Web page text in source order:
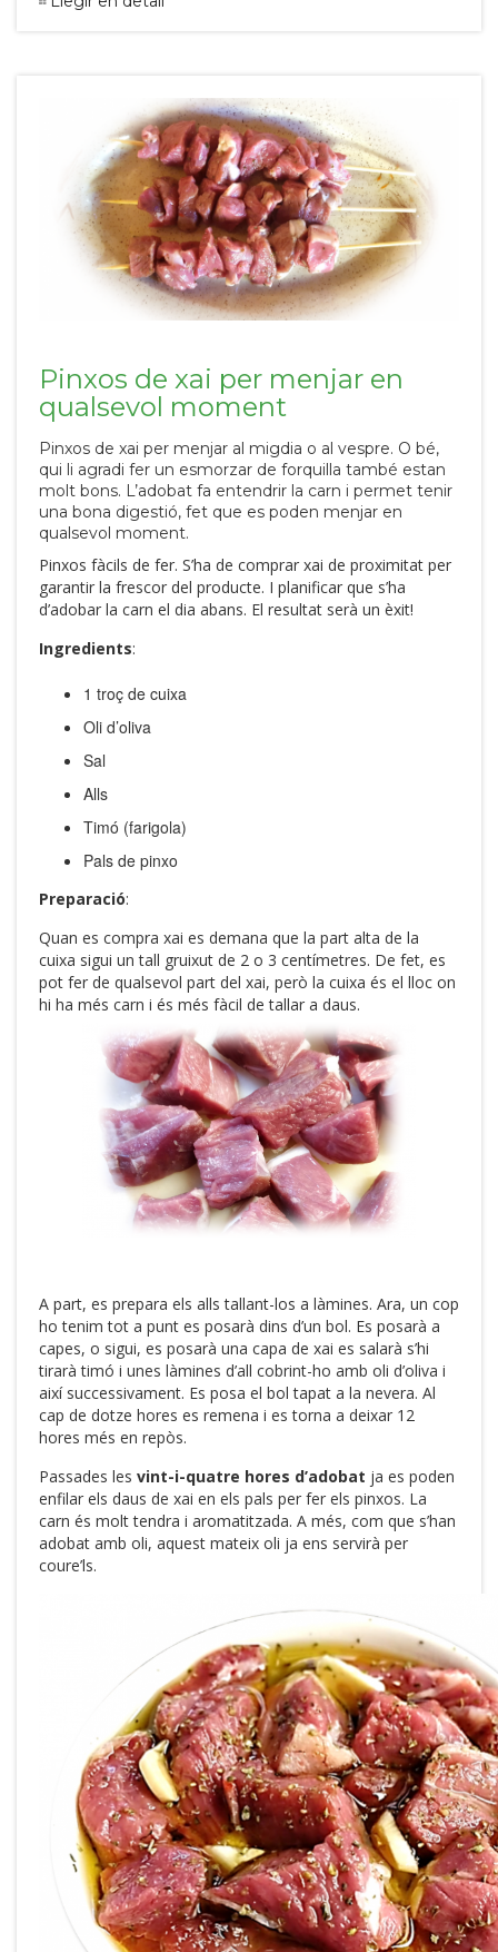
Pinxos de xai per menjar en
qualsevol moment
Pinxos de xai per menjar al migdia o al vespre. O bé,
qui li agradi fer un esmorzar de forquilla també estan
molt bons. L’adobat fa entendrir la carn i permet tenir
una bona digestió, fet que es poden menjar en
qualsevol moment.
Pinxos fàcils de fer. S’ha de comprar xai de proximitat per
garantir la frescor del producte. I planificar que s’ha
d’adobar la carn el dia abans. El resultat serà un èxit!
Ingredients:
1 troç de cuixa
Oli d’oliva
Sal
Alls
Timó (farigola)
Pals de pinxo
Preparació:
Quan es compra xai es demana que la part alta de la
cuixa sigui un tall gruixut de 2 o 3 centímetres. De fet, es
pot fer de qualsevol part del xai, però la cuixa és el lloc on
hi ha més carn i és més fàcil de tallar a daus.
A part, es prepara els alls tallant-los a làmines. Ara, un cop
ho tenim tot a punt es posarà dins d’un bol. Es posarà a
capes, o sigui, es posarà una capa de xai es salarà s’hi
tirarà timó i unes làmines d’all cobrint-ho amb oli d’oliva i
així successivament. Es posa el bol tapat a la nevera. Al
cap de dotze hores es remena i es torna a deixar 12
hores més en repòs.
Passades les vint-i-quatre hores d’adobat ja es poden
enfilar els daus de xai en els pals per fer els pinxos. La
carn és molt tendra i aromatitzada. A més, com que s’han
adobat amb oli, aquest mateix oli ja ens servirà per
coure’ls.